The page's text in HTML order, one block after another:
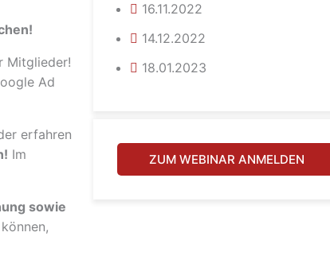
Mitglieder!
Ad
erfahren
Im
sowie
16.11.2022
14.12.2022
18.01.2023
ZUM WEBINAR ANMELDEN